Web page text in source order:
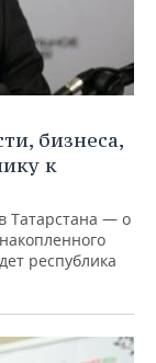
бизнеса,
к
Татарстана — о
республика